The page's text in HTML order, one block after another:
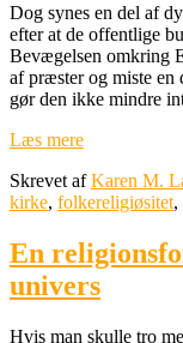
Dog synes en del af
efter at de offentlige
Bevægelsen omkring
af præster og miste en
gør den ikke mindre
Læs mere
Skrevet afKaren M.
kirke, folkereligiøsitet,
En
univers
Hvis man skulle tro